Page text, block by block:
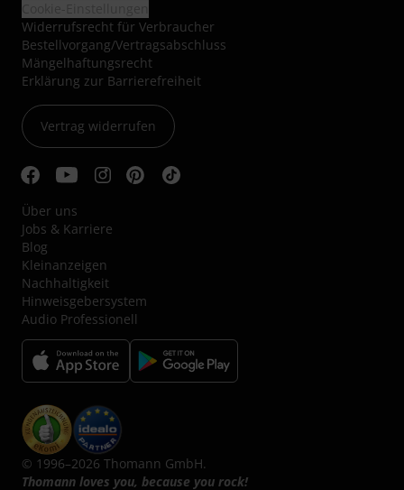
Widerrufsrecht für Verbraucher
Bestellvorgang/Vertragsabschluss
Mängelhaftungsrecht
Erklärung zur Barrierefreiheit
Vertrag widerrufen
Über uns
Jobs & Karriere
Blog
Kleinanzeigen
Nachhaltigkeit
Hinweisgebersystem
Audio Professionell
© 1996–2026 Thomann GmbH.
Thomann loves you, because you rock!